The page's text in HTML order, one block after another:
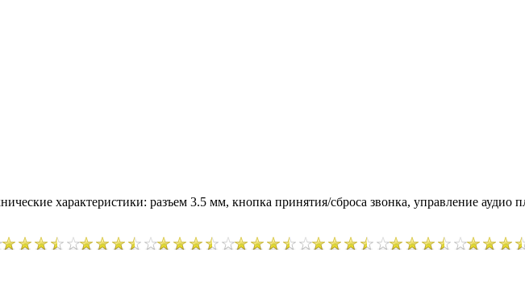
характеристики: разъем 3.5 мм, кнопка принятия/сброса звонка, управление аудио